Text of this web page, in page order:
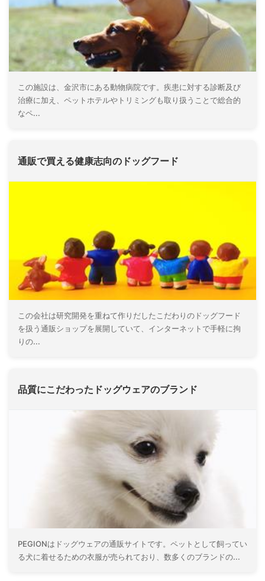
この施設は、金沢市にある動物病院です。疾患に対する診断及び
治療に加え、ペットホテルやトリミングも取り扱うことで総合的
なペ...
通販で買える健康志向のドッグフード
この会社は研究開発を重ねて作りだしたこだわりのドッグフード
を扱う通販ショップを展開していて、インターネットで手軽に拘
りの...
品質にこだわったドッグウェアのブランド
PEGIONはドッグウェアの通販サイトです。ペットとして飼ってい
る犬に着せるための衣服が売られており、数多くのブランドの...